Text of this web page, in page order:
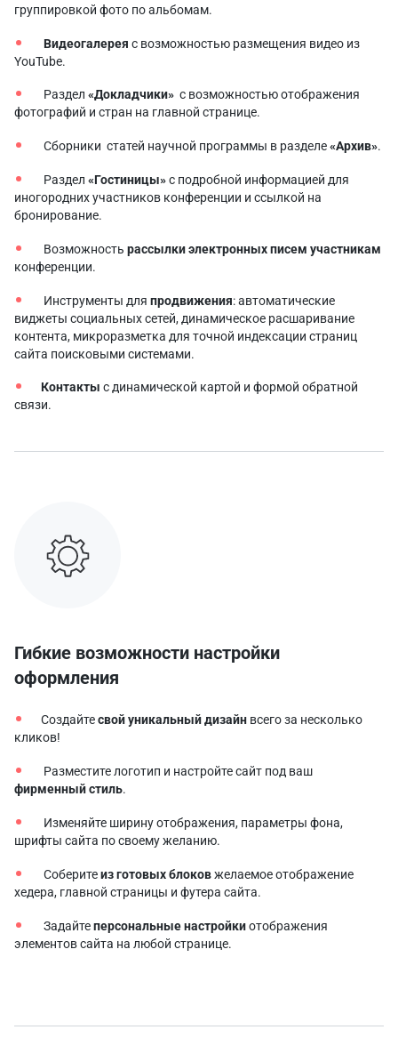
группировкой фото по альбомам.
Видеогалерея с возможностью размещения видео из
YouTube.
Раздел «Докладчики» с возможностью отображения
фотографий и стран на главной странице.
Сборники статей научной программы в разделе«Архив».
Раздел «Гостиницы»с подробной информацией для
иногородних участников конференции и ссылкой на
бронирование.
Возможность рассылки электронных писем участникам
конференции.
Инструменты для продвижения: автоматические
виджеты социальных сетей, динамическое расшаривание
контента, микроразметка для точной индексации страниц
сайта поисковыми системами.
Контакты с динамической картой и формой обратной
связи.
Гибкие возможности настройки
оформления
Создайтесвой уникальный дизайн всего за несколько
кликов!
Разместите логотип и настройте сайт под ваш
фирменный стиль.
Изменяйте ширину отображения, параметры фона,
шрифты сайта по своему желанию.
Соберитеиз готовых блоковжелаемое отображение
хедера, главной страницы и футера сайта.
Задайтеперсональные настройкиотображения
элементов сайта на любой странице.